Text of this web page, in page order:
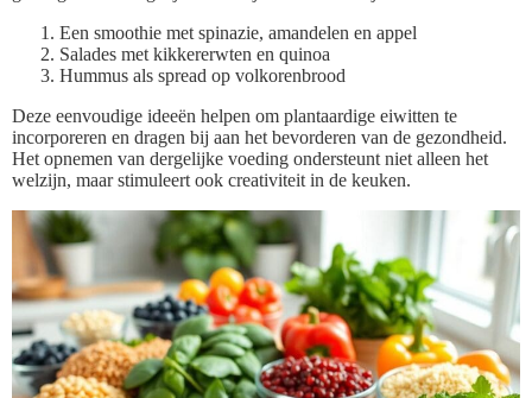
Een smoothie met spinazie, amandelen en appel
Salades met kikkererwten en quinoa
Hummus als spread op volkorenbrood
Deze eenvoudige ideeën helpen om plantaardige eiwitten te
incorporeren en dragen bij aan het bevorderen van de gezondheid.
Het opnemen van dergelijke voeding ondersteunt niet alleen het
welzijn, maar stimuleert ook creativiteit in de keuken.